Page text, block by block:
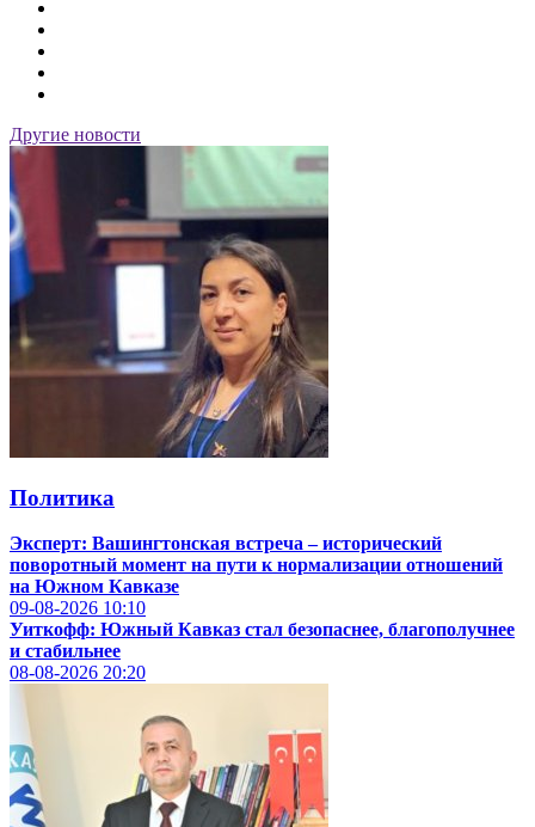
Другие новости
Политика
Эксперт: Вашингтонская встреча – исторический
поворотный момент на пути к нормализации отношений
на Южном Кавказе
09-08-2026 10:10
Уиткофф: Южный Кавказ стал безопаснее, благополучнее
и стабильнее
08-08-2026 20:20